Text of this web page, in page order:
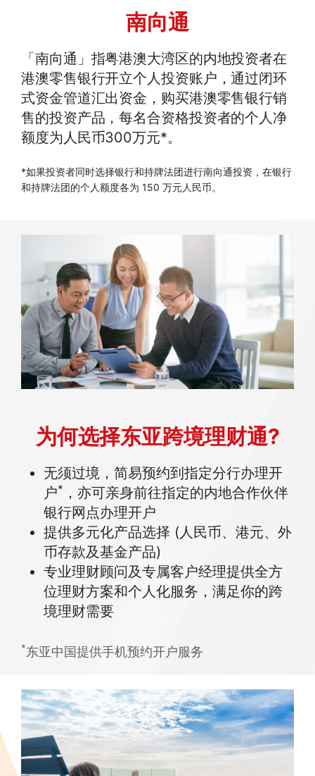
南向通
「南向通」指粤港澳大湾区的内地投资者在
港澳零售银行开立个人投资账户，通过闭环
式资金管道汇出资金，购买港澳零售银行销
售的投资产品，每名合资格投资者的个人净
额度为人民币300万元*。
*如果投资者同时选择银行和持牌法团进行南向通投资，在银行
和持牌法团的个人额度各为 150 万元人民币。
为何选择东亚跨境理财通?
无须过境，简易预约到指定分行办理开
户* ，亦可亲身前往指定的内地合作伙伴
银行网点办理开户
提供多元化产品选择 (人民币、港元、外
币存款及基金产品)
专业理财顾问及专属客户经理提供全方
位理财方案和个人化服务，满足你的跨
境理财需要
*东亚中国提供手机预约开户服务